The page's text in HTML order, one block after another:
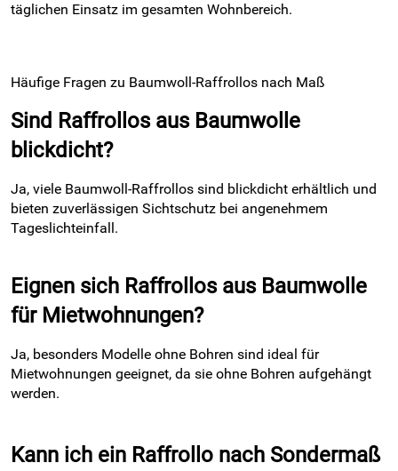
täglichen Einsatz im gesamten Wohnbereich.
Häufige Fragen zu Baumwoll-Raffrollos nach Maß
Sind Raffrollos aus Baumwolle
blickdicht?
Ja, viele Baumwoll-Raffrollos sind blickdicht erhältlich und
bieten zuverlässigen Sichtschutz bei angenehmem
Tageslichteinfall.
Eignen sich Raffrollos aus Baumwolle
für Mietwohnungen?
Ja, besonders Modelle ohne Bohren sind ideal für
Mietwohnungen geeignet, da sie ohne Bohren aufgehängt
werden.
Kann ich ein Raffrollo nach Sondermaß